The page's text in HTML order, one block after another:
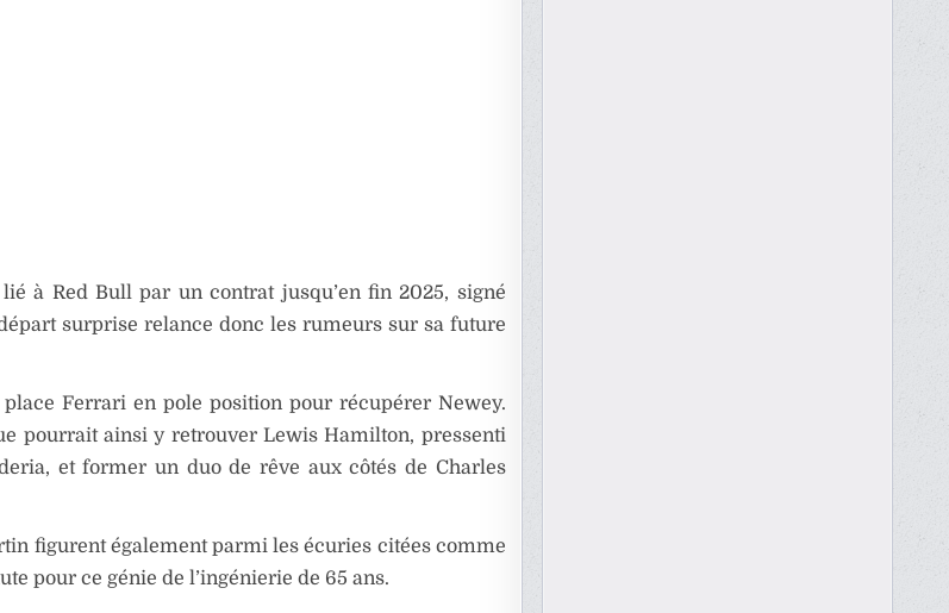
à Red Bull par un contrat jusqu’en fin 2025, signé
surprise relance donc les rumeurs sur sa future
Ferrari en pole position pour récupérer Newey.
pourrait ainsi y retrouver Lewis Hamilton, pressenti
et former un duo de rêve aux côtés de Charles
figurent également parmi les écuries citées comme
pour ce génie de l’ingénierie de 65 ans.